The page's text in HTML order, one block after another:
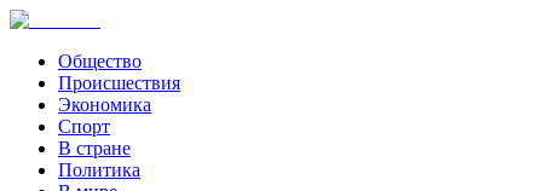
Общество
Происшествия
Экономика
Спорт
В стране
Политика